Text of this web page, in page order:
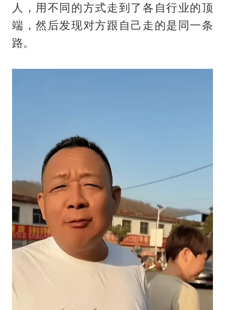
人，用不同的方式走到了各自行业的顶
端，然后发现对方跟自己走的是同一条
路。